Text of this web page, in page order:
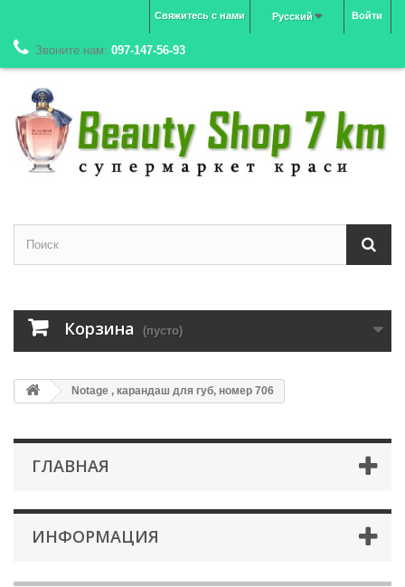
Войти
Русский
Свяжитесь с нами
Звоните нам: 097-147-56-93
Корзина (пусто)
Notage , карандаш для губ, номер 706
ГЛАВНАЯ
ИНФОРМАЦИЯ